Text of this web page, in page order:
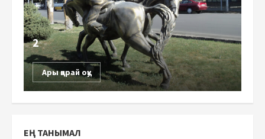
2
Ары қарай оқу
ЕҢ ТАНЫМАЛ